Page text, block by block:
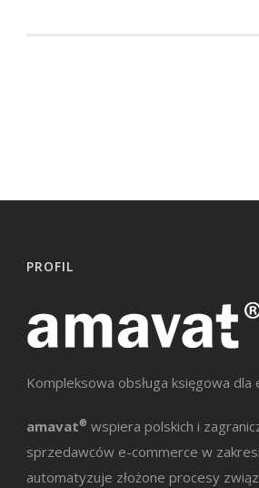
PROFIL
Kompleksowa obsługa księgowa dla
amavat® wspiera polskich i
sprzedawców e-commerce w
automatyzuje złożone procesy